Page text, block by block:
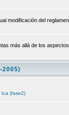
modificación del
más allá de los
2005)
Ica (fase2)